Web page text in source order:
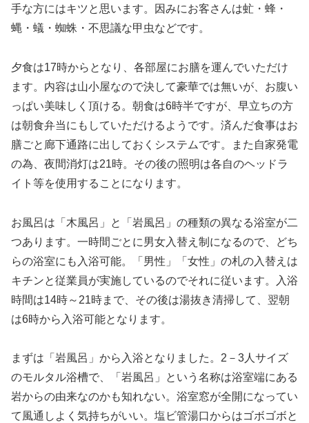
手な方にはキツと思います。因みにお客さんは虻・蜂・
蝿・蟻・蜘蛛・不思議な甲虫などです。
夕食は17時からとなり、各部屋にお膳を運んでいただけ
ます。内容は山小屋なので決して豪華では無いが、お腹い
っぱい美味しく頂ける。朝食は6時半ですが、早立ちの方
は朝食弁当にもしていただけるようです。済んだ食事はお
膳ごと廊下通路に出しておくシステムです。また自家発電
の為、夜間消灯は21時。その後の照明は各自のヘッドラ
イト等を使用することになります。
お風呂は「木風呂」と「岩風呂」の種類の異なる浴室が二
つあります。一時間ごとに男女入替え制になるので、どち
らの浴室にも入浴可能。「男性」「女性」の札の入替えは
キチンと従業員が実施しているのでそれに従います。入浴
時間は14時～21時まで、その後は湯抜き清掃して、翌朝
は6時から入浴可能となります。
まずは「岩風呂」から入浴となりました。2－3人サイズ
のモルタル浴槽で、「岩風呂」という名称は浴室端にある
岩からの由来なのかも知れない。浴室窓が全開になってい
て風通しよく気持ちがいい。塩ビ管湯口からはゴボゴボと